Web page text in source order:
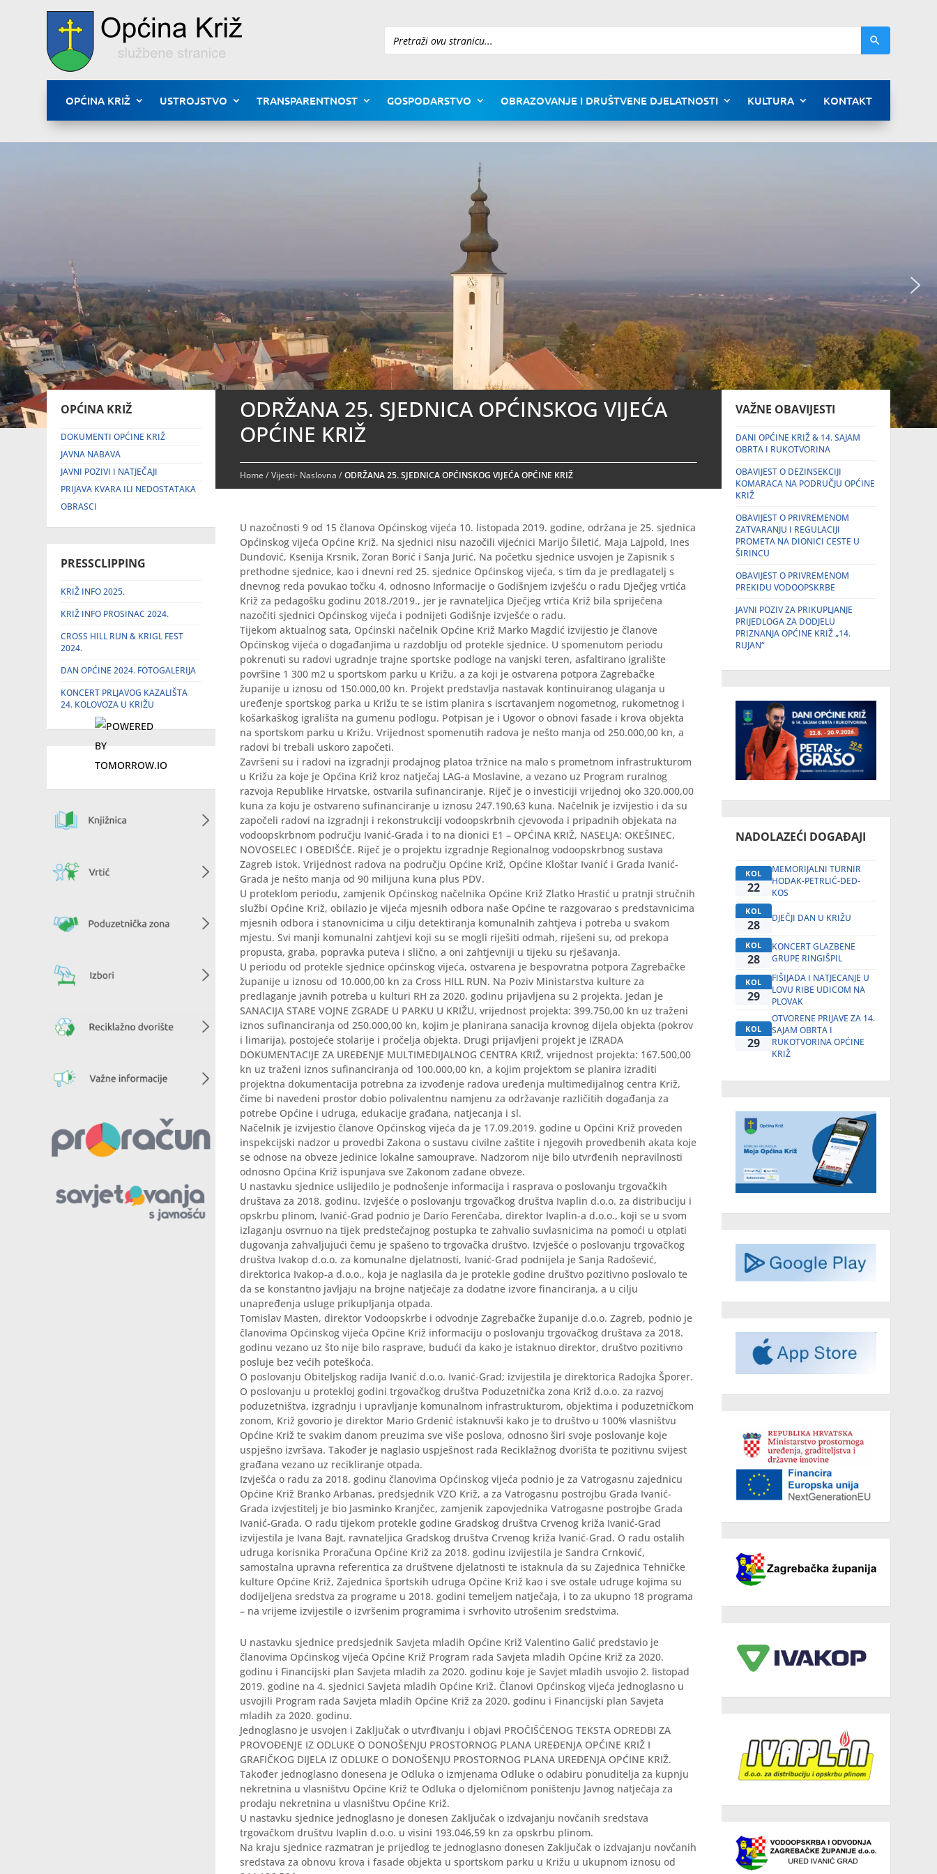
Pretraži
OPĆINA KRIŽ USTROJSTVO TRANSPARENTNOST GOSPODARSTVO OBRAZOVANJE I DRUŠTVENE DJELATNOSTI KULTURA KONTAKT
OPĆINA KRIŽ
DOKUMENTI OPĆINE KRIŽ
JAVNA NABAVA
JAVNI POZIVI I NATJEČAJI
PRIJAVA KVARA ILI NEDOSTATAKA
OBRASCI
PRESSCLIPPING
KRIŽ INFO 2025.
KRIŽ INFO PROSINAC 2024.
CROSS HILL RUN & KRIGL FEST
2024.
DAN OPĆINE 2024. FOTOGALERIJA
KONCERT PRLJAVOG KAZALIŠTA
24. KOLOVOZA U KRIŽU
ODRŽANA 25. SJEDNICA OPĆINSKOG VIJEĆA
OPĆINE KRIŽ
Home/Vijesti- Naslovna /ODRŽANA 25. SJEDNICA OPĆINSKOG VIJEĆA OPĆINE KRIŽ
U nazočnosti 9 od 15 članova Općinskog vijeća 10. listopada 2019. godine, održana je 25. sjednica
Općinskog vijeća Općine Križ. Na sjednici nisu nazočili vijećnici Marijo Šiletić, Maja Lajpold, Ines
Dundović, Ksenija Krsnik, Zoran Borić i Sanja Jurić. Na početku sjednice usvojen je Zapisnik s
prethodne sjednice, kao i dnevni red 25. sjednice Općinskog vijeća, s tim da je predlagatelj s
dnevnog reda povukao točku 4, odnosno Informacije o Godišnjem izvješću o radu Dječjeg vrtića
Križ za pedagošku godinu 2018./2019., jer je ravnateljica Dječjeg vrtića Križ bila spriječena
nazočiti sjednici Općinskog vijeća i podnijeti Godišnje izvješće o radu.
Tijekom aktualnog sata, Općinski načelnik Općine Križ Marko Magdić izvijestio je članove
Općinskog vijeća o događanjima u razdoblju od protekle sjednice. U spomenutom periodu
pokrenuti su radovi ugradnje trajne sportske podloge na vanjski teren, asfaltirano igralište
površine 1 300 m2 u sportskom parku u Križu, a za koji je ostvarena potpora Zagrebačke
županije u iznosu od 150.000,00 kn. Projekt predstavlja nastavak kontinuiranog ulaganja u
uređenje sportskog parka u Križu te se istim planira s iscrtavanjem nogometnog, rukometnog i
košarkaškog igrališta na gumenu podlogu. Potpisan je i Ugovor o obnovi fasade i krova objekta
na sportskom parku u Križu. Vrijednost spomenutih radova je nešto manja od 250.000,00 kn, a
radovi bi trebali uskoro započeti.
Završeni su i radovi na izgradnji prodajnog platoa tržnice na malo s prometnom infrastrukturom
u Križu za koje je Općina Križ kroz natječaj LAG-a Moslavine, a vezano uz Program ruralnog
razvoja Republike Hrvatske, ostvarila sufinanciranje. Riječ je o investiciji vrijednoj oko 320.000,00
kuna za koju je ostvareno sufinanciranje u iznosu 247.190,63 kuna. Načelnik je izvijestio i da su
započeli radovi na izgradnji i rekonstrukciji vodoopskrbnih cjevovoda i pripadnih objekata na
vodoopskrbnom području Ivanić-Grada i to na dionici E1 – OPĆINA KRIŽ, NASELJA: OKEŠINEC,
NOVOSELEC I OBEDIŠĆE. Riječ je o projektu izgradnje Regionalnog vodoopskrbnog sustava
Zagreb istok. Vrijednost radova na području Općine Križ, Općine Kloštar Ivanić i Grada Ivanić-
Grada je nešto manja od 90 milijuna kuna plus PDV.
U proteklom periodu, zamjenik Općinskog načelnika Općine Križ Zlatko Hrastić u pratnji stručnih
službi Općine Križ, obilazio je vijeća mjesnih odbora naše Općine te razgovarao s predstavnicima
mjesnih odbora i stanovnicima u cilju detektiranja komunalnih zahtjeva i potreba u svakom
mjestu. Svi manji komunalni zahtjevi koji su se mogli riješiti odmah, riješeni su, od prekopa
propusta, graba, popravka puteva i slično, a oni zahtjevniji u tijeku su rješavanja.
U periodu od protekle sjednice općinskog vijeća, ostvarena je bespovratna potpora Zagrebačke
županije u iznosu od 10.000,00 kn za Cross HILL RUN. Na Poziv Ministarstva kulture za
predlaganje javnih potreba u kulturi RH za 2020. godinu prijavljena su 2 projekta. Jedan je
SANACIJA STARE VOJNE ZGRADE U PARKU U KRIŽU, vrijednost projekta: 399.750,00 kn uz traženi
iznos sufinanciranja od 250.000,00 kn, kojim je planirana sanacija krovnog dijela objekta (pokrov
i limarija), postojeće stolarije i pročelja objekta. Drugi prijavljeni projekt je IZRADA
DOKUMENTACIJE ZA UREĐENJE MULTIMEDIJALNOG CENTRA KRIŽ, vrijednost projekta: 167.500,00
kn uz traženi iznos sufinanciranja od 100.000,00 kn, a kojim projektom se planira izraditi
projektna dokumentacija potrebna za izvođenje radova uređenja multimedijalnog centra Križ,
čime bi navedeni prostor dobio polivalentnu namjenu za održavanje različitih događanja za
potrebe Općine i udruga, edukacije građana, natjecanja i sl.
Načelnik je izvijestio članove Općinskog vijeća da je 17.09.2019. godine u Općini Križ proveden
inspekcijski nadzor u provedbi Zakona o sustavu civilne zaštite i njegovih provedbenih akata koje
se odnose na obveze jedinice lokalne samouprave. Nadzorom nije bilo utvrđenih nepravilnosti
odnosno Općina Križ ispunjava sve Zakonom zadane obveze.
U nastavku sjednice uslijedilo je podnošenje informacija i rasprava o poslovanju trgovačkih
društava za 2018. godinu. Izvješće o poslovanju trgovačkog društva Ivaplin d.o.o. za distribuciju i
opskrbu plinom, Ivanić-Grad podnio je Dario Ferenčaba, direktor Ivaplin-a d.o.o., koji se u svom
izlaganju osvrnuo na tijek predstečajnog postupka te zahvalio suvlasnicima na pomoći u otplati
dugovanja zahvaljujući čemu je spašeno to trgovačka društvo. Izvješće o poslovanju trgovačkog
društva Ivakop d.o.o. za komunalne djelatnosti, Ivanić-Grad podnijela je Sanja Radošević,
direktorica Ivakop-a d.o.o., koja je naglasila da je protekle godine društvo pozitivno poslovalo te
da se konstantno javljaju na brojne natječaje za dodatne izvore financiranja, a u cilju
unapređenja usluge prikupljanja otpada.
Tomislav Masten, direktor Vodoopskrbe i odvodnje Zagrebačke županije d.o.o. Zagreb, podnio je
članovima Općinskog vijeća Općine Križ informaciju o poslovanju trgovačkog društava za 2018.
godinu vezano uz što nije bilo rasprave, budući da kako je istaknuo direktor, društvo pozitivno
posluje bez većih poteškoća.
O poslovanju Obiteljskog radija Ivanić d.o.o. Ivanić-Grad; izvijestila je direktorica Radojka Šporer.
O poslovanju u protekloj godini trgovačkog društva Poduzetnička zona Križ d.o.o. za razvoj
poduzetništva, izgradnju i upravljanje komunalnom infrastrukturom, objektima i poduzetničkom
zonom, Križ govorio je direktor Mario Grdenić istaknuvši kako je to društvo u 100% vlasništvu
Općine Križ te svakim danom preuzima sve više poslova, odnosno širi svoje poslovanje koje
uspješno izvršava. Također je naglasio uspješnost rada Reciklažnog dvorišta te pozitivnu svijest
građana vezano uz recikliranje otpada.
Izvješća o radu za 2018. godinu članovima Općinskog vijeća podnio je za Vatrogasnu zajednicu
Općine Križ Branko Arbanas, predsjednik VZO Križ, a za Vatrogasnu postrojbu Grada Ivanić-
Grada izvjestitelj je bio Jasminko Kranjčec, zamjenik zapovjednika Vatrogasne postrojbe Grada
Ivanić-Grada. O radu tijekom protekle godine Gradskog društva Crvenog križa Ivanić-Grad
izvijestila je Ivana Bajt, ravnateljica Gradskog društva Crvenog križa Ivanić-Grad. O radu ostalih
udruga korisnika Proračuna Općine Križ za 2018. godinu izvijestila je Sandra Crnković,
samostalna upravna referentica za društvene djelatnosti te istaknula da su Zajednica Tehničke
kulture Općine Križ, Zajednica športskih udruga Općine Križ kao i sve ostale udruge kojima su
dodijeljena sredstva za programe u 2018. godini temeljem natječaja, i to za ukupno 18 programa
– na vrijeme izvijestile o izvršenim programima i svrhovito utrošenim sredstvima.
U nastavku sjednice predsjednik Savjeta mladih Općine Križ Valentino Galić predstavio je
članovima Općinskog vijeća Općine Križ Program rada Savjeta mladih Općine Križ za 2020.
godinu i Financijski plan Savjeta mladih za 2020. godinu koje je Savjet mladih usvojio 2. listopad
2019. godine na 4. sjednici Savjeta mladih Općine Križ. Članovi Općinskog vijeća jednoglasno u
usvojili Program rada Savjeta mladih Općine Križ za 2020. godinu i Financijski plan Savjeta
mladih za 2020. godinu.
Jednoglasno je usvojen i Zaključak o utvrđivanju i objavi PROČIŠĆENOG TEKSTA ODREDBI ZA
PROVOĐENJE IZ ODLUKE O DONOŠENJU PROSTORNOG PLANA UREĐENJA OPĆINE KRIŽ I
GRAFIČKOG DIJELA IZ ODLUKE O DONOŠENJU PROSTORNOG PLANA UREĐENJA OPĆINE KRIŽ.
Također jednoglasno donesena je Odluka o izmjenama Odluke o odabiru ponuditelja za kupnju
nekretnina u vlasništvu Općine Križ te Odluka o djelomičnom poništenju Javnog natječaja za
prodaju nekretnina u vlasništvu Općine Križ.
U nastavku sjednice jednoglasno je donesen Zaključak o izdvajanju novčanih sredstava
trgovačkom društvu Ivaplin d.o.o. u visini 193.046,59 kn za opskrbu plinom.
Na kraju sjednice razmatran je prijedlog te jednoglasno donesen Zaključak o izdvajanju novčanih
sredstava za obnovu krova i fasade objekta u sportskom parku u Križu u ukupnom iznosu od
VAŽNE OBAVIJESTI
DANI OPĆINE KRIŽ & 14. SAJAM
OBRTA I RUKOTVORINA
OBAVIJEST O DEZINSEKCIJI
KOMARACA NA PODRUČJU OPĆINE
KRIŽ
OBAVIJEST O PRIVREMENOM
ZATVARANJU I REGULACIJI
PROMETA NA DIONICI CESTE U
ŠIRINCU
OBAVIJEST O PRIVREMENOM
PREKIDU VODOOPSKRBE
JAVNI POZIV ZA PRIKUPLJANJE
PRIJEDLOGA ZA DODJELU
PRIZNANJA OPĆINE KRIŽ „14.
RUJAN“
NADOLAZEĆI DOGAĐAJI
KOL
22
MEMORIJALNI TURNIR
HODAK-PETRLIĆ-DED-
KOS
KOL
28 DJEČJI DAN U KRIŽU
KOL
28
KONCERT GLAZBENE
GRUPE RINGIŠPIL
KOL
29
FIŠIJADA I NATJECANJE U
LOVU RIBE UDICOM NA
PLOVAK
KOL
29
OTVORENE PRIJAVE ZA 14.
SAJAM OBRTA I
RUKOTVORINA OPĆINE
KRIŽ